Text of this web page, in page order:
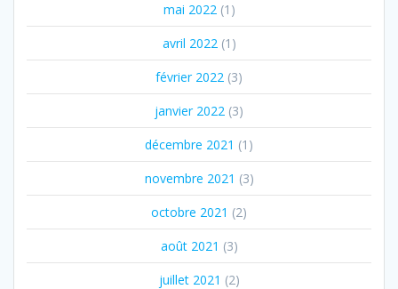
mai 2022(1)
avril 2022(1)
février 2022 (3)
janvier 2022 (3)
décembre 2021 (1)
novembre 2021 (3)
octobre 2021 (2)
août 2021 (3)
juillet 2021 (2)